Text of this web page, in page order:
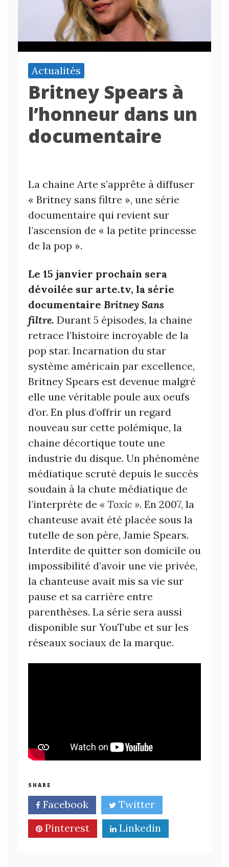
Actualités
Britney Spears à
l’honneur dans un
documentaire
La chaine Arte s’apprête à diffuser
« Britney sans filtre », une série
documentaire qui revient sur
l’ascension de « la petite princesse
de la pop ».
Le 15 janvier prochain sera
dévoilée sur arte.tv, la série
documentaire Britney Sans
filtre. Durant 5 épisodes, la chaine
retrace l’histoire incroyable de la
pop star. Incarnation du star
système américain par excellence,
Britney Spears est devenue malgré
elle une véritable poule aux oeufs
d’or. En plus d’offrir un regard
nouveau sur cette polémique, la
chaine décortique toute une
industrie du disque. Un phénomène
médiatique scruté depuis le succès
soudain à la chute médiatique de
l’interprète de « Toxic ». En 2007, la
chanteuse avait été placée sous la
tutelle de son père, Jamie Spears.
Interdite de quitter son domicile ou
impossibilité d’avoir une vie privée,
la chanteuse avait mis sa vie sur
pause et sa carrière entre
parenthèses. La série sera aussi
disponible sur YouTube et sur les
réseaux sociaux de la marque.
SHARE
Facebook
Twitter
Pinterest
Linkedin